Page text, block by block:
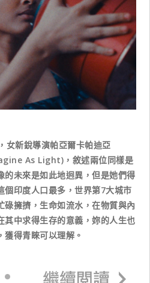
女新銳導演帕亞爾卡帕迪亞
As Light)，敘述兩位同樣是
未來是如此地迥異，但是她們得
印度人口最多，世界第7大城市
擁擠，生命如流水，在物質與內
中求得生存的意義，妳的人生也
得青睞可以理解。